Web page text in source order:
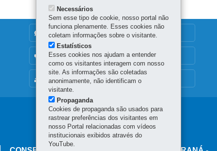
MAPA DO SITE
DENUNCIE CORRUPÇÃO
OUVIDORIA
Navegação
principal
Necessários
Sem esse tipo de cookie, nosso portal não
funciona plenamente. Esses cookies não
coletam informações sobre o visitante.
Estatísticos
Esses cookies nos ajudam a entender
como os visitantes interagem com nosso
site. As informações são coletadas
anonimamente, não identificam o
visitante.
Propaganda
Cookies de propaganda são usados para
rastrear preferências dos visitantes em
nosso Portal relacionadas com vídeos
institucionais exibidos através do
YouTube.